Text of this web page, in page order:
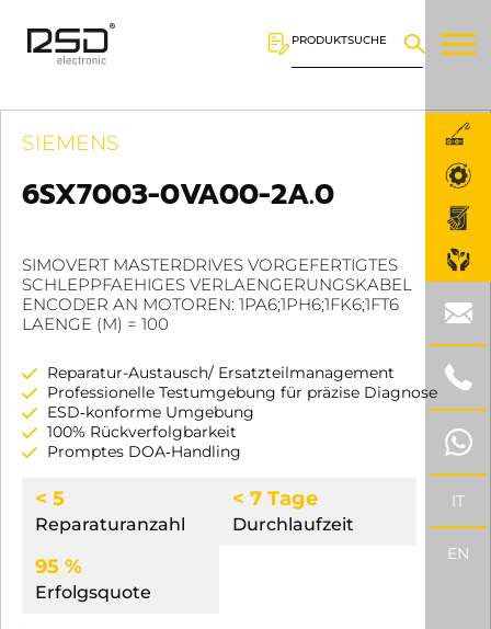
PRODUKTSUCHE
IT
EN
SIEMENS
6SX7003-0VA00-2A.0
SIMOVERT MASTERDRIVES VORGEFERTIGTES
SCHLEPPFAEHIGES VERLAENGERUNGSKABEL
ENCODER AN MOTOREN: 1PA6;1PH6;1FK6;1FT6
LAENGE (M) = 100
Reparatur-Austausch/ Ersatzteilmanagement
Professionelle Testumgebung für präzise Diagnose
ESD‑konforme Umgebung
100% Rückverfolgbarkeit
Promptes DOA‑Handling
< 5
Reparaturanzahl
< 7 Tage
Durchlaufzeit
95 %
Erfolgsquote